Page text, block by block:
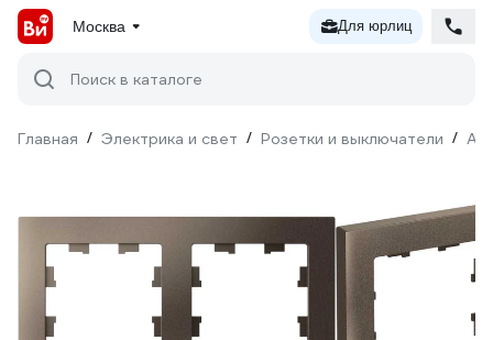
Москва Для юрлиц
Поиск в каталоге
Главная / Электрика и свет / Розетки и выключатели /